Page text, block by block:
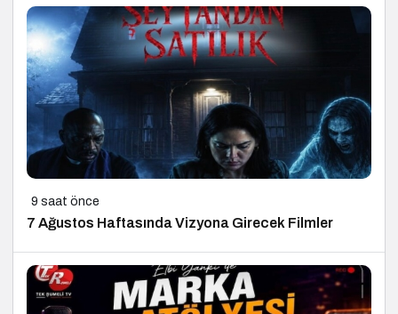
9 saat önce
7 Ağustos Haftasında Vizyona Girecek Filmler